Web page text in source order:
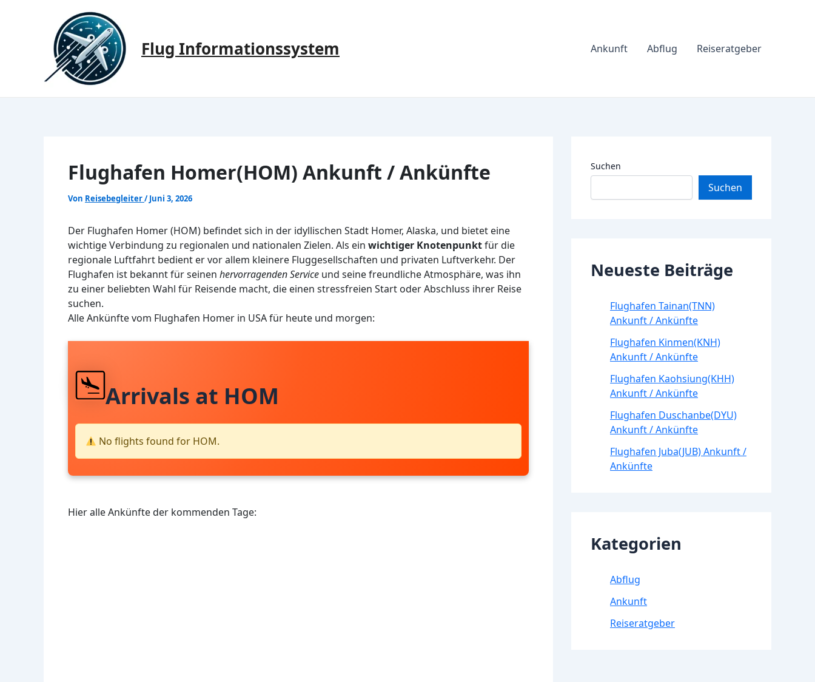
Flug Informationssystem Ankunft Abflug Reiseratgeber
Flughafen Homer(HOM) Ankunft / Ankünfte
Von Reisebegleiter/Juni 3, 2026
Der Flughafen Homer (HOM) befindet sich in der idyllischen Stadt Homer, Alaska, und bietet eine
wichtige Verbindung zu regionalen und nationalen Zielen. Als ein wichtiger Knotenpunktfür die
regionale Luftfahrt bedient er vor allem kleinere Fluggesellschaften und privaten Luftverkehr. Der
Flughafen ist bekannt für seinen hervorragenden Service und seine freundliche Atmosphäre, was ihn
zu einer beliebten Wahl für Reisende macht, die einen stressfreien Start oder Abschluss ihrer Reise
suchen.
Alle Ankünfte vom Flughafen Homer in USA für heute und morgen:
Arrivals at HOM
No flights found for HOM.
Hier alle Ankünfte der kommenden Tage:
Suchen
Suchen
Neueste Beiträge
Flughafen Tainan(TNN)
Ankunft / Ankünfte
Flughafen Kinmen(KNH)
Ankunft / Ankünfte
Flughafen Kaohsiung(KHH)
Ankunft / Ankünfte
Flughafen Duschanbe(DYU)
Ankunft / Ankünfte
Flughafen Juba(JUB) Ankunft /
Ankünfte
Kategorien
Abflug
Ankunft
Reiseratgeber